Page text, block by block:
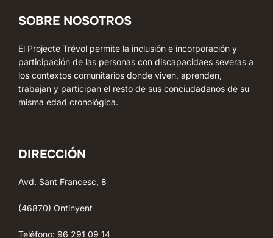
SOBRE NOSOTROS
El Projecte Trévol permite la inclusión e incorporación y
participación de las personas con discapacidaes severas a
los contextos comunitarios donde viven, aprenden,
trabajan y participan el resto de sus conciudadanos de su
misma edad cronológica.
DIRECCIÓN
Avd. Sant Francesc, 8
(46870) Ontinyent
Teléfono: 96 291 09 14